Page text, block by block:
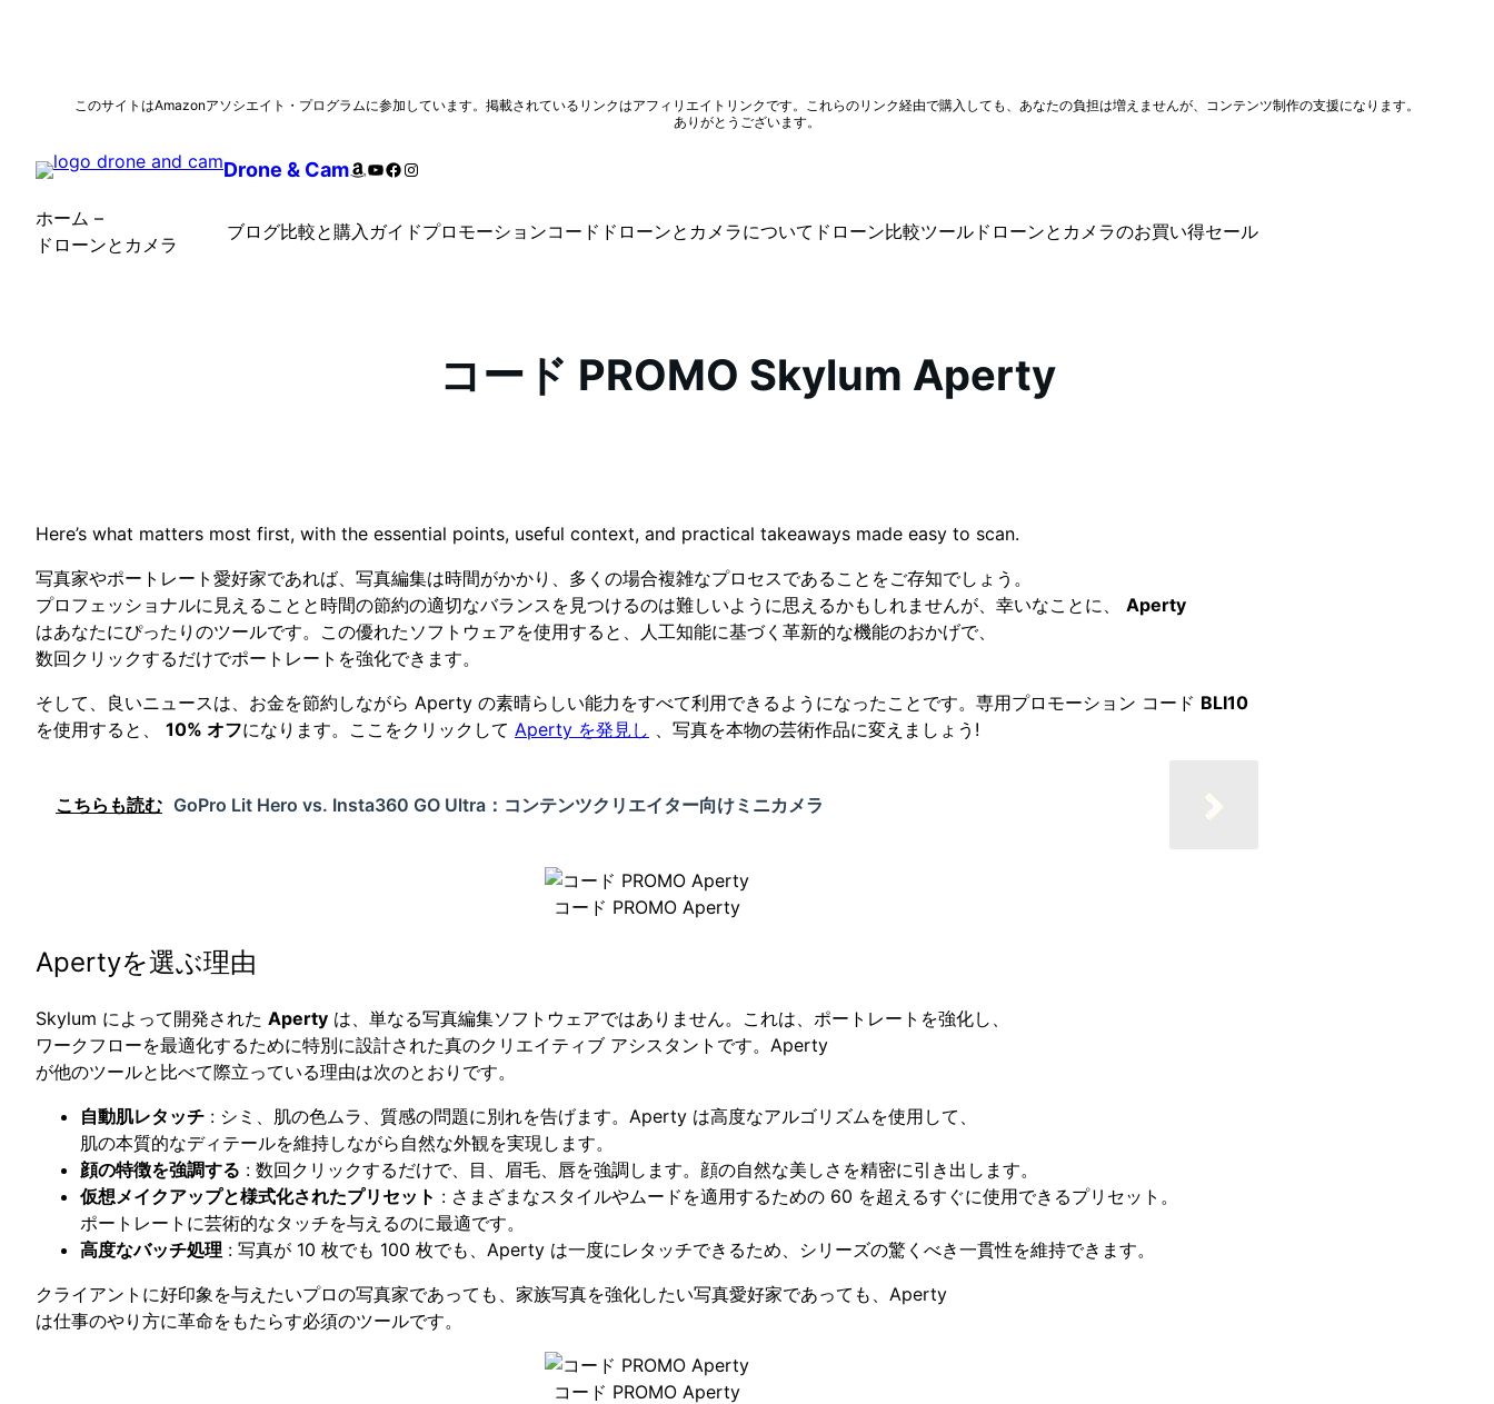
このサイトはAmazonアソシエイト・プログラムに参加しています。掲載されているリンクはアフィリエイトリンクです。これらのリンク経由で購入しても、あなたの負担は増えませんが、コンテンツ制作の支援になります。
ありがとうございます。
Drone & CamAmazon
YouTube
Facebook
Instagram
ホーム –
ドローンとカメラ
ブログ比較と購入ガイドプロモーションコード ドローンとカメラについて ドローン比較ツール ドローンとカメラのお買い得セール
コード PROMO Skylum Aperty
Here’s what matters most first, with the essential points, useful context, and practical takeaways made easy to scan.
写真家やポートレート愛好家であれば、写真編集は時間がかかり、多くの場合複雑なプロセスであることをご存知でしょう。
プロフェッショナルに見えることと時間の節約の適切なバランスを見つけるのは難しいように思えるかもしれませんが、幸いなことに、 Aperty
はあなたにぴったりのツールです。この優れたソフトウェアを使用すると、人工知能に基づく革新的な機能のおかげで、
数回クリックするだけでポートレートを強化できます。
そして、良いニュースは、お金を節約しながら Aperty の素晴らしい能力をすべて利用できるようになったことです。専用プロモーション コード BLI10
を使用すると、 10% オフになります。ここをクリックして Aperty を発見し 、写真を本物の芸術作品に変えましょう!
こちらも読む GoPro Lit Hero vs. Insta360 GO Ultra：コンテンツクリエイター向けミニカメラ
コード PROMO Aperty
Apertyを選ぶ理由
Skylum によって開発された Aperty は、単なる写真編集ソフトウェアではありません。これは、ポートレートを強化し、
ワークフローを最適化するために特別に設計された真のクリエイティブ アシスタントです。Aperty
が他のツールと比べて際立っている理由は次のとおりです。
自動肌レタッチ : シミ、肌の色ムラ、質感の問題に別れを告げます。Aperty は高度なアルゴリズムを使用して、
肌の本質的なディテールを維持しながら自然な外観を実現します。
顔の特徴を強調する : 数回クリックするだけで、目、眉毛、唇を強調します。顔の自然な美しさを精密に引き出します。
仮想メイクアップと様式化されたプリセット : さまざまなスタイルやムードを適用するための 60 を超えるすぐに使用できるプリセット。
ポートレートに芸術的なタッチを与えるのに最適です。
高度なバッチ処理 : 写真が 10 枚でも 100 枚でも、Aperty は一度にレタッチできるため、シリーズの驚くべき一貫性を維持できます。
クライアントに好印象を与えたいプロの写真家であっても、家族写真を強化したい写真愛好家であっても、Aperty
は仕事のやり方に革命をもたらす必須のツールです。
コード PROMO Aperty